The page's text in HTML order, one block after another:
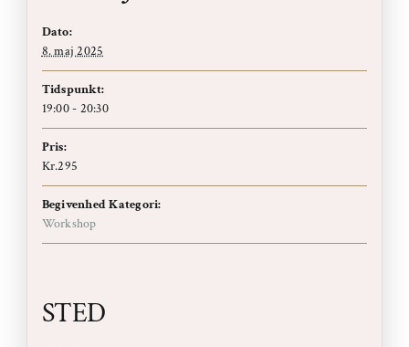
Dato:
8. maj 2025
Tidspunkt:
19:00 - 20:30
Pris:
Kr.295
Begivenhed Kategori:
Workshop
STED